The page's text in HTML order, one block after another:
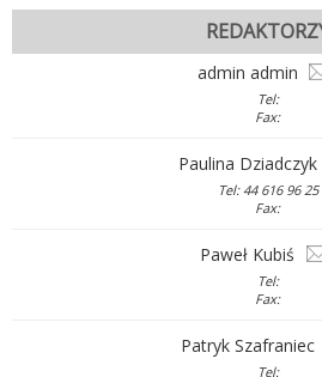
admin admin
Tel:
Fax:
Paulina Dziadczyk
Tel: 44 616 96 25
Fax:
Paweł Kubiś
Tel:
Fax:
Patryk Szafraniec
Tel: